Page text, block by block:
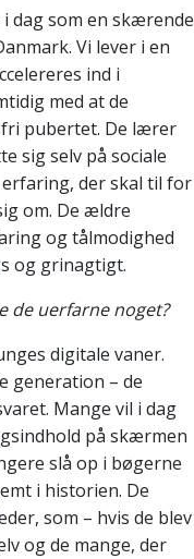
dag som en skærende
Vi lever i en
ind i
med at de
pubertet. De lærer
sig selv på sociale
der skal til for
om. De ældre
og tålmodighed
og grinagtigt.
de uerfarne noget?
digitale vaner.
generation – de
Mange vil i dag
på skærmen
slå op i bøgerne
i historien. De
som – hvis de blev
og de mange, der